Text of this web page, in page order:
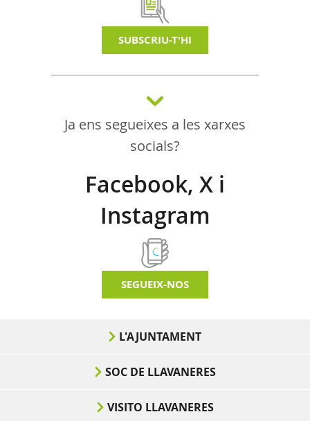
SUBSCRIU-T'HI
Ja ens segueixes a les xarxes
socials?
Facebook, X i
Instagram
SEGUEIX-NOS
L'AJUNTAMENT
SOC DE LLAVANERES
VISITO LLAVANERES